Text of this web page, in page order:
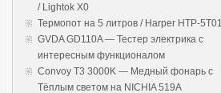
/ Lightok X0
Термопот на 5 литров / Harper HTP-5T01
GVDA GD110A — Тестер электрика с
интересным функционалом
Convoy T3 3000K — Медный фонарь с
Тёплым светом на NICHIA 519A